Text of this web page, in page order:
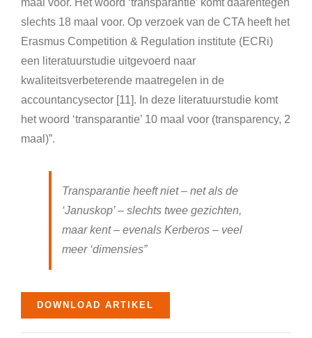
maal voor. Het woord ‘transparantie’ komt daarentegen
slechts 18 maal voor. Op verzoek van de CTA heeft het
Erasmus Competition & Regulation institute (ECRi)
een literatuurstudie uitgevoerd naar
kwaliteitsverbeterende maatregelen in de
accountancysector [11]. In deze literatuurstudie komt
het woord ‘transparantie’ 10 maal voor (transparency, 2
maal)”.
Transparantie heeft niet – net als de
‘Januskop’ – slechts twee gezichten,
maar kent – evenals Kerberos – veel
meer ‘dimensies”
DOWNLOAD ARTIKEL